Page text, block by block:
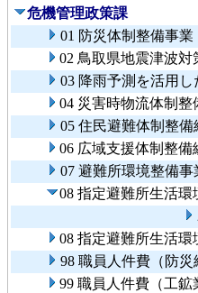
危機管理政策課
01 防災体制整備事業
02 鳥取県地震津波対
03 降雨予測を活用
04 災害時物流体制整
05 住民避難体制整備
06 広域支援体制整備
07 避難所環境整備事
08 指定避難所生活環
08 指定避難所生活
98 職員人件費（防災
99 職員人件費（工鉱